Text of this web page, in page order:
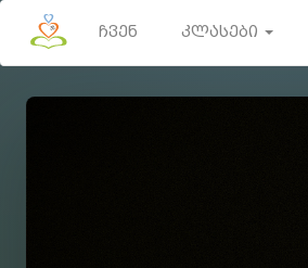
ჩვენ კლასები